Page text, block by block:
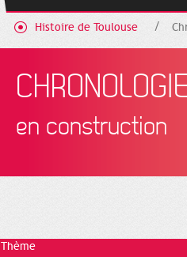
Histoire de Toulouse
CHRONOLOGIE
en construction
Thème